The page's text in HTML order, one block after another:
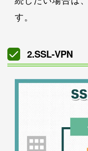
す。
2.SSL-VPN